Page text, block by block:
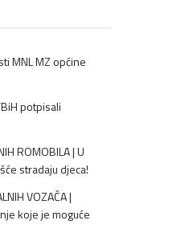
MNL MZ općine
potpisali
ROMOBILA | U
stradaju djeca!
VOZAČA |
koje je moguće